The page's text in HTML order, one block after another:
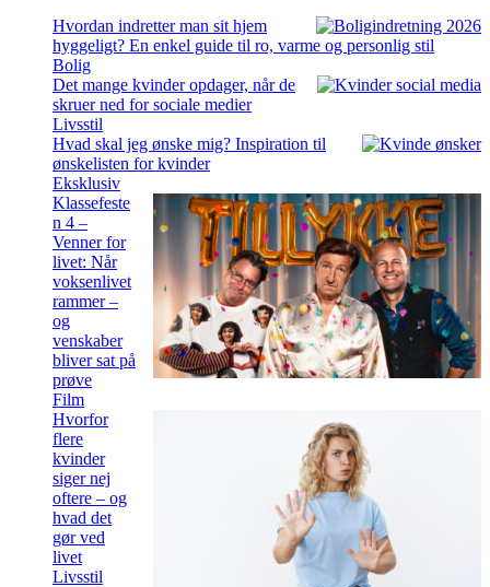
Hvordan indretter man sit hjem
hyggeligt? En enkel guide til ro, varme og personlig stil
Bolig
Det mange kvinder opdager, når de
skruer ned for sociale medier
Livsstil
Hvad skal jeg ønske mig? Inspiration til
ønskelisten for kvinder
Eksklusiv
Klassefeste
n 4 –
Venner for
livet: Når
voksenlivet
rammer –
og
venskaber
bliver sat på
prøve
Film
Hvorfor
flere
kvinder
siger nej
oftere – og
hvad det
gør ved
livet
Livsstil